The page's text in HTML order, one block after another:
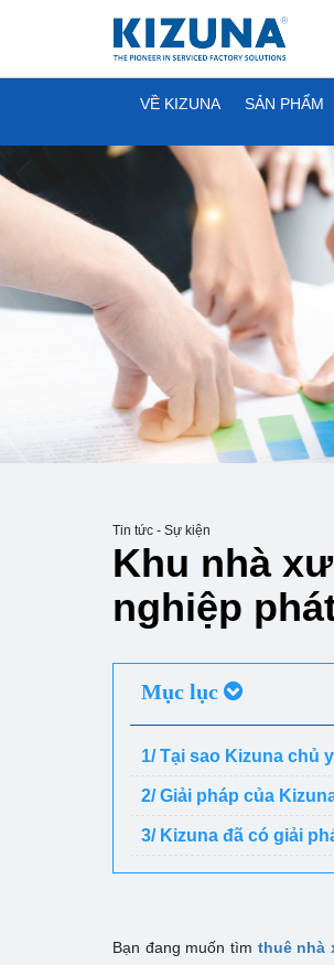
VỀ KIZUNA SẢN PHẨM
Tin tức - Sự kiện
Khu nhà
nghiệp
Mục lục
1/ Tại sao Kizuna chủ
2/ Giải pháp của
3/ Kizuna đã có giải
Bạn đang muốn tìm thuê nhà